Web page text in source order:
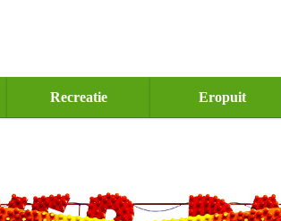
Recreatie Eropuit